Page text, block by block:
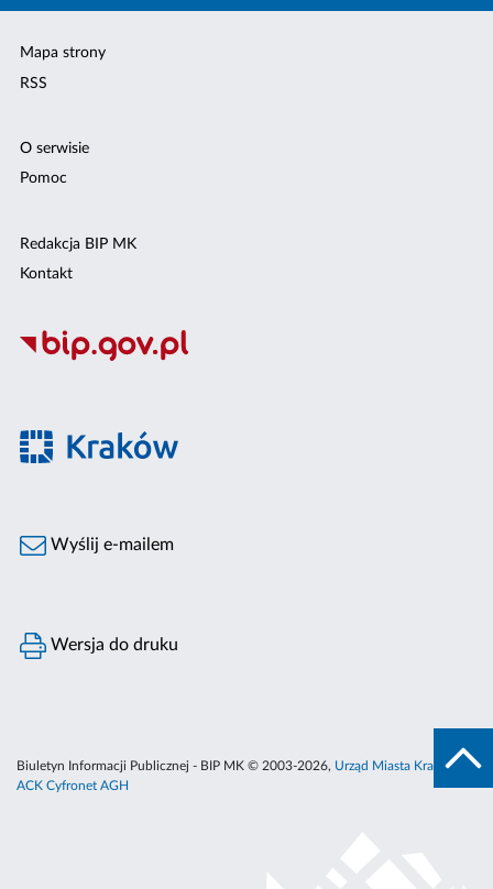
Mapa strony
RSS
O serwisie
Pomoc
Redakcja BIP MK
Kontakt
Wyślij e-mailem
Wersja do druku
Biuletyn Informacji Publicznej - BIP MK © 2003-2026, Urząd Miasta Krakowa
ACK Cyfronet AGH